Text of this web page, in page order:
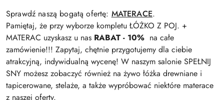
Sprawdź naszą bogatą ofertę: MATERACE.
Pamiętaj, że przy wyborze kompletu ŁÓŻKO Z POJ. +
MATERAC uzyskasz u nas RABAT - 10% na całe
zamówienie!!! Zapytaj, chętnie przygotujemy dla ciebie
atrakcyjną, indywidualną wycenę! W naszym salonie SPEŁNIJ
SNY możesz zobaczyć również na żywo łóżka drewniane i
tapicerowane, stelaże, a także wypróbować niektóre materace
z naszej oferty.